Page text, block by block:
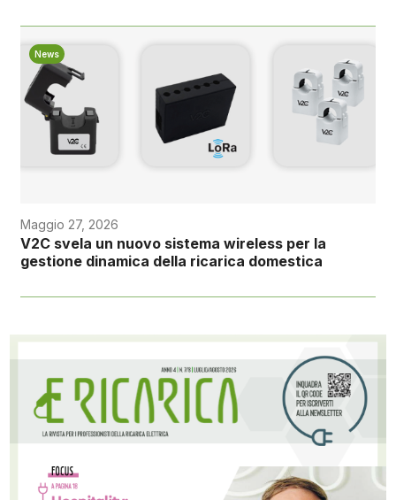
News
Maggio 27, 2026
V2C svela un nuovo sistema wireless per la
gestione dinamica della ricarica domestica